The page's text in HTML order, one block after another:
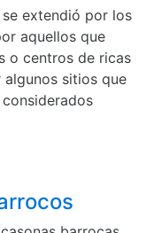
extendió por los
aquellos que
o centros de ricas
sitios que